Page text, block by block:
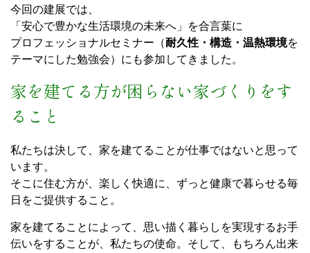
今回の建展では、
「安心で豊かな生活環境の未来へ」を合言葉に
プロフェッショナルセミナー（耐久性・構造・温熱環境を
テーマにした勉強会）にも参加してきました。
家を建てる方が困らない家づくりをす
ること
私たちは決して、家を建てることが仕事ではないと思って
います。
そこに住む方が、楽しく快適に、ずっと健康で暮らせる毎
日をご提供すること。
家を建てることによって、思い描く暮らしを実現するお手
伝いをすることが、私たちの使命。そして、もちろん出来